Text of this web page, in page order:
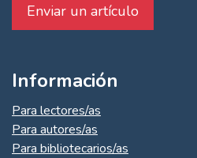
Enviar un artículo
Información
Para lectores/as
Para autores/as
Para bibliotecarios/as